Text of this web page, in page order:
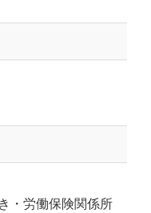
・労働保険関係所